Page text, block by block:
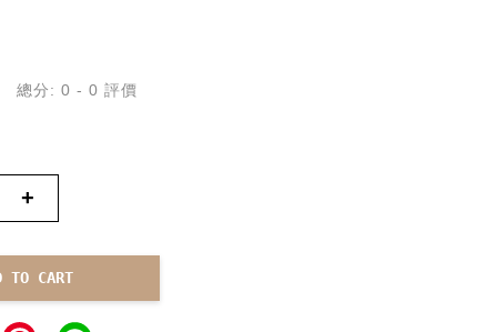
總分:0 -0 評價
+
TO CART